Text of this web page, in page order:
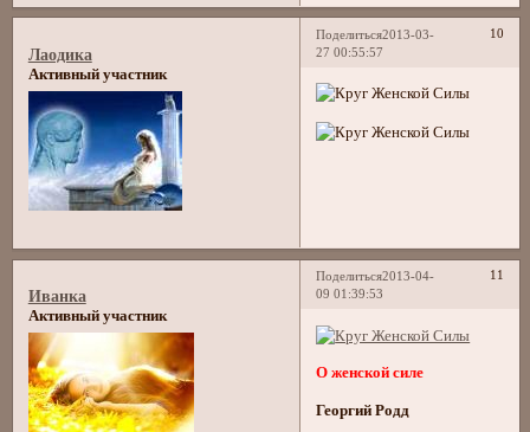
Поделиться 10
2013-03-
27 00:55:57
Лаодика
Активный участник
Поделиться 11
2013-04-
09 01:39:53
Иванка
Активный участник
О женской силе
Георгий Родд